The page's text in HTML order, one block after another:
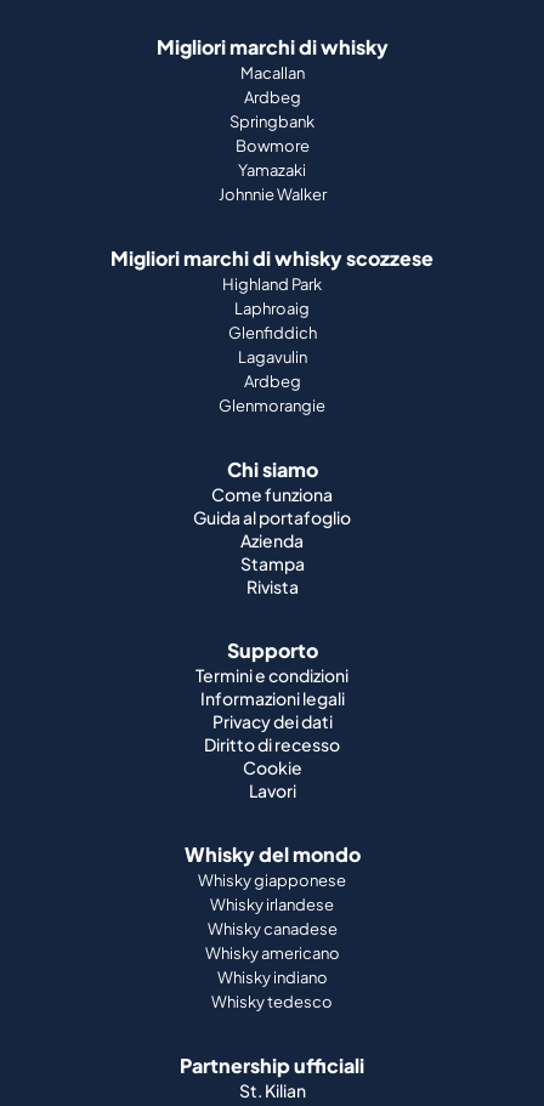
Migliori marchi di whisky
Macallan
Ardbeg
Springbank
Bowmore
Yamazaki
Johnnie Walker
Migliori marchi di whisky scozzese
Highland Park
Laphroaig
Glenfiddich
Lagavulin
Ardbeg
Glenmorangie
Chi siamo
Come funziona
Guida al portafoglio
Azienda
Stampa
Rivista
Supporto
Termini e condizioni
Informazioni legali
Privacy dei dati
Diritto di recesso
Cookie
Lavori
Whisky del mondo
Whisky giapponese
Whisky irlandese
Whisky canadese
Whisky americano
Whisky indiano
Whisky tedesco
Partnership ufficiali
St. Kilian